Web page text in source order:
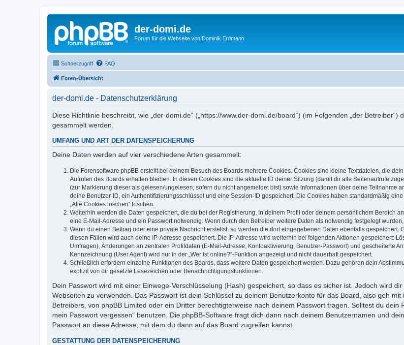
der-domi.de
Forum für die Webseite von Dominik Erdmann
Schnellzugriff FAQ
Foren-Übersicht
der-domi.de - Datenschutzerklärung
Diese Richtlinie beschreibt, wie „der-domi.de“ („https://www.der-domi.de/board“) (im Folgenden „der
gesammelt werden.
UMFANG UND ART DER DATENSPEICHERUNG
Deine Daten werden auf vier verschiedene Arten gesammelt:
Die Forensoftware phpBB erstellt bei deinem Besuch des Boards mehrere Cookies. Cookies sind kleine Textdateien, die
Aufrufen des Boards erhalten bleiben. In diesen Cookies sind die aktuelle ID deiner Sitzung (damit dir alle Seitenaufrufe
(zur Markierung dieser als gelesen/ungelesen; sofern du nicht angemeldet bist) sowie Informationen über deine Teilnahme
deine Benutzer-ID, ein Authentifizierungsschlüssel und eine Session-ID gespeichert. Die Cookies haben standardmäßig
„Alle Cookies löschen“ löschen.
Weiterhin werden die Daten gespeichert, die du bei der Registrierung, in deinem Profil oder deinem persönlichem Bereich
eine E-Mail-Adresse und ein Passwort notwendig. Wenn durch den Betreiber weitere Daten als notwendig festgelegt
Wenn du einen Beitrag oder eine private Nachricht erstellst, so werden die dort eingegebenen Daten ebenfalls gespeichert.
diesen Fällen wird auch deine IP-Adresse gespeichert. Die IP-Adresse wird weiterhin bei folgenden Aktionen gespeichert:
Umfragen), Änderungen an zentralen Profildaten (E-Mail-Adresse, Kontoaktivierung, Benutzer-Passwort) und gescheiterte
Kennzeichnung (User Agent) wird nur in der „Wer ist online?“-Funktion angezeigt und nicht dauerhaft gespeichert.
Schließlich erfordern einzelne Funktionen des Boards, dass weitere Daten gespeichert werden. Dazu gehören dein
explizit von dir gesetzte Lesezeichen oder Benachrichtigungsfunktionen.
Dein Passwort wird mit einer Einwege-Verschlüsselung (Hash) gespeichert, so dass es sicher ist. Jedoch wird
Webseiten zu verwenden. Das Passwort ist dein Schlüssel zu deinem Benutzerkonto für das Board, also geh
Betreibers, von phpBB Limited oder ein Dritter berechtigterweise nach deinem Passwort fragen. Solltest du
mein Passwort vergessen“ benutzen. Die phpBB-Software fragt dich dann nach deinem Benutzernamen und
Passwort an diese Adresse, mit dem du dann auf das Board zugreifen kannst.
GESTATTUNG DER DATENSPEICHERUNG